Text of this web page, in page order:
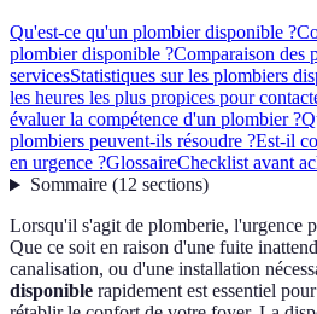
Qu'est-ce qu'un plombier disponible ?
plombier disponible ?Comparaison des
servicesStatistiques sur les plombiers
les heures les plus propices pour
évaluer la compétence d'un plombier ?
plombiers peuvent-ils résoudre ?Est-il
en urgence ?GlossaireChecklist avant
Sommaire(12 sections)
Lorsqu'il s'agit de plomberie, l'urgence
Que ce soit en raison d'une fuite
canalisation, ou d'une installation
disponible rapidement est essentiel